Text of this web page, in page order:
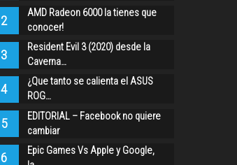
2
AMD Radeon 6000 la tienes que
conocer!
3
Resident Evil 3 (2020) desde la
Caverna…
4
¿Que tanto se calienta el ASUS
ROG…
5
EDITORIAL – Facebook no quiere
cambiar
6
Epic Games Vs Apple y Google,